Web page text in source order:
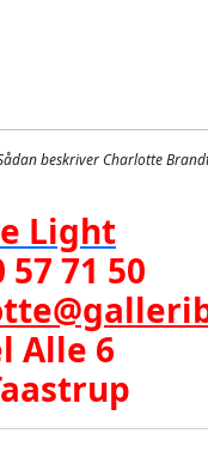
beskriver Charlotte
Light
57 71 50
Alle 6